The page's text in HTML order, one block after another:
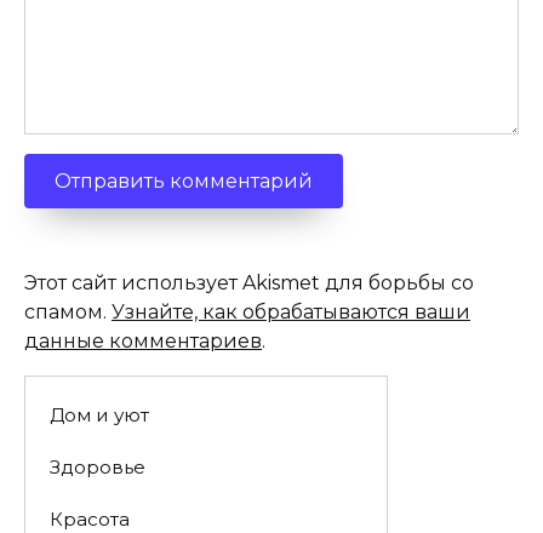
Этот сайт использует Akismet для борьбы со
спамом. Узнайте, как обрабатываются ваши
данные комментариев.
Дом и уют
Здоровье
Красота